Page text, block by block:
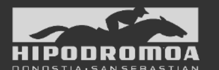
02/08 17:30 Abuztuaren 2a / 2 de
Abuztuaren 9a / 9 de
12/08 12:08 Abuztaren 12a / 12 de